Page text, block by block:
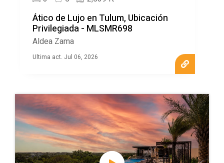
Ático de Lujo en Tulum, Ubicación
Privilegiada - MLSMR698
Aldea Zama
Ultima act. Jul 06, 2026